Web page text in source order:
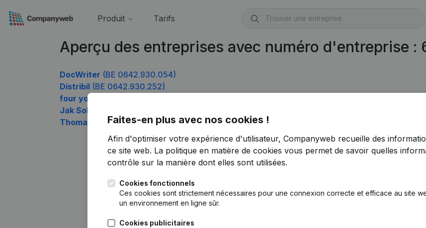
Produit Tarifs
Aperçu des entreprises avec numéro d'entreprise :
DocWriter (BE 0642.930.054)
Distribil (BE 0642.930.252)
four you dance
Jak Solutions
Thomas De Bie Kinesitherapie (BE 0642.930.846)
Faites-en plus avec nos cookies !
Afin d'optimiser votre expérience d'utilisateur, Companyweb recueille des
ce site web. La politique en matière de cookies vous permet de savoir quelles
contrôle sur la manière dont elles sont utilisées.
Cookies fonctionnels
Ces cookies sont strictement nécessaires pour une connexion correcte et efficace au site
un environnement en ligne sûr.
Cookies publicitaires